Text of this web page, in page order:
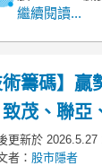
率：(以 5/16
繼續閱讀...
術籌碼】
茂、聯亞
更新於 2026.5.27
者： 股市隱者